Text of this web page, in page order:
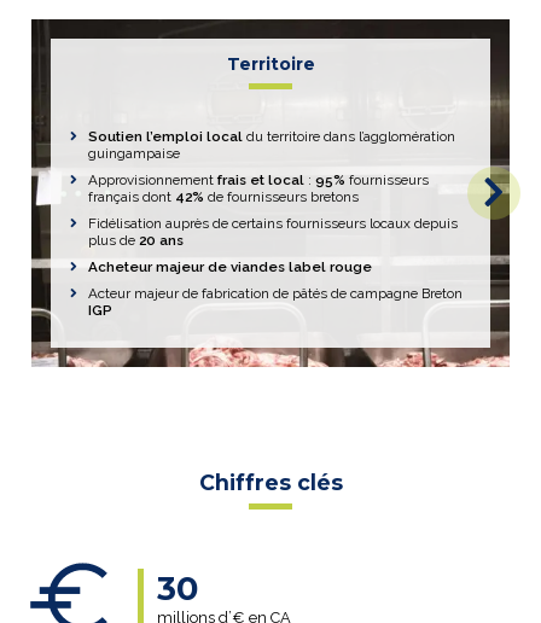
Territoire
Soutien l’emploi local du territoire dans l’agglomération
guingampaise
Approvisionnement frais et local: 95% fournisseurs
français dont 42% de fournisseurs bretons
Fidélisation auprès de certains fournisseurs locaux depuis
plus de 20 ans
Acheteur majeur de viandes label rouge
Acteur majeur de fabrication de pâtés de campagne Breton
IGP
Chiffres clés
30
millions d’€ en CA